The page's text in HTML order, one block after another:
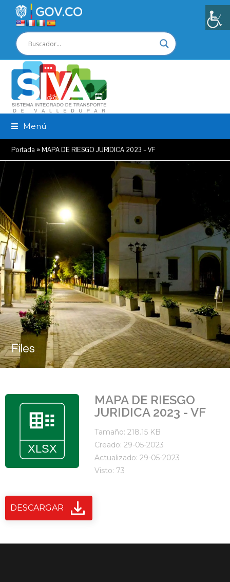
Menú
Portada »MAPA DE RIESGO JURIDICA 2023 – VF
Files
MAPA DE RIESGO
JURIDICA 2023 - VF
Tamaño: 218.15 KB
Creado: 29-05-2023
Actualizado: 29-05-2023
Visto: 73
DESCARGAR